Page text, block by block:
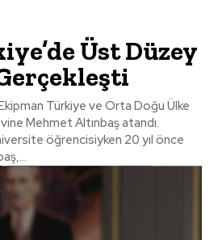
Üst Düzey
Türkiye ve Orta Doğu Ülke
Mehmet Altınbaş atandı.
öğrencisiyken 20 yıl önce